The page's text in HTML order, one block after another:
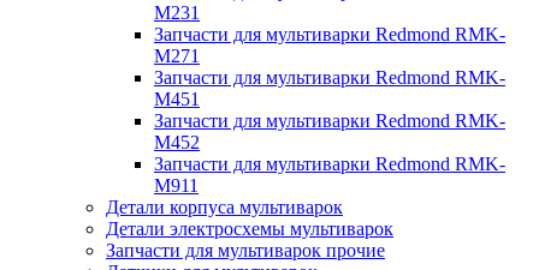
M231
Запчасти для мультиварки Redmond RMK-
M271
Запчасти для мультиварки Redmond RMK-
M451
Запчасти для мультиварки Redmond RMK-
M452
Запчасти для мультиварки Redmond RMK-
M911
Детали корпуса мультиварок
Детали электросхемы мультиварок
Запчасти для мультиварок прочие